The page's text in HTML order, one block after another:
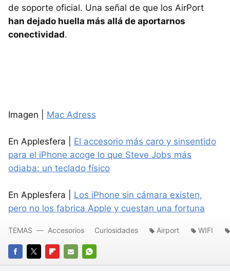
de soporte oficial. Una señal de que los AirPort
han dejado huella más allá de aportarnos
conectividad.
Imagen | Mac Adress
En Applesfera | El accesorio más caro y sinsentido
para el iPhone acoge lo que Steve Jobs más
odiaba: un teclado físico
En Applesfera | Los iPhone sin cámara existen,
pero no los fabrica Apple y cuestan una fortuna
FACEBOOK
TWITTERFLIPBOARD
E-
WHATSAPP
TEMAS Accesorios Curiosidades Airport WIFI